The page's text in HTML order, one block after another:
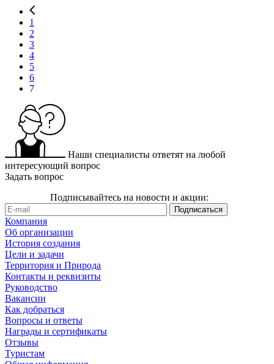
1
2
3
4
5
6
7
Наши специалисты ответят на любой
интересующий вопрос
Задать вопрос
Подписывайтесь на новости и акции:
Компания
Об организации
История создания
Цели и задачи
Территория и Природа
Контакты и реквизиты
Руководство
Вакансии
Как добраться
Вопросы и ответы
Награды и сертификаты
Отзывы
Туристам